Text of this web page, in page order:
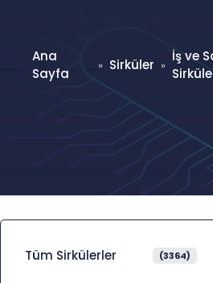
Ana
Sayfa
» Sirküler »
İş ve
Tüm Sirkülerler (3364)